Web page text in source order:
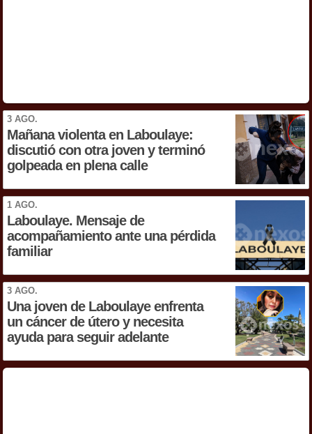
3 AGO.
Mañana violenta en Laboulaye:
discutió con otra joven y terminó
golpeada en plena calle
1 AGO.
Laboulaye. Mensaje de
acompañamiento ante una pérdida
familiar
3 AGO.
Una joven de Laboulaye enfrenta
un cáncer de útero y necesita
ayuda para seguir adelante